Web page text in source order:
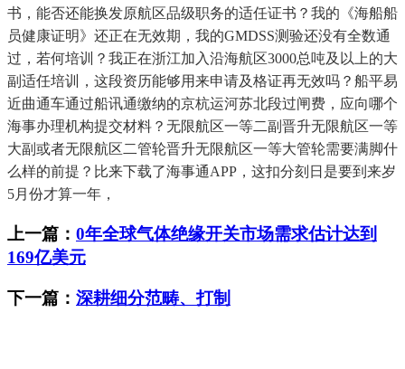
书，能否还能换发原航区品级职务的适任证书？我的《海船船
员健康证明》还正在无效期，我的GMDSS测验还没有全数通
过，若何培训？我正在浙江加入沿海航区3000总吨及以上的大
副适任培训，这段资历能够用来申请及格证再无效吗？船平易
近曲通车通过船讯通缴纳的京杭运河苏北段过闸费，应向哪个
海事办理机构提交材料？无限航区一等二副晋升无限航区一等
大副或者无限航区二管轮晋升无限航区一等大管轮需要满脚什
么样的前提？比来下载了海事通APP，这扣分刻日是要到来岁
5月份才算一年，
上一篇： 0年全球气体绝缘开关市场需求估计达到
169亿美元
下一篇： 深耕细分范畴、打制